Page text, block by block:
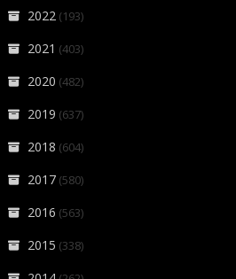
2022 (193)
2021 (403)
2020 (482)
2019 (637)
2018 (604)
2017 (580)
2016 (563)
2015 (338)